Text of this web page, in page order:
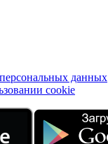
данных
cookie